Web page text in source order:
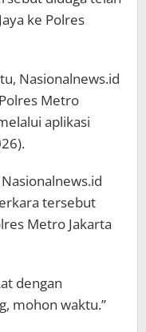
ke Polres
Nasionalnews.id
Metro
aplikasi
tersebut
Metro Jakarta
dengan
mohon waktu.”